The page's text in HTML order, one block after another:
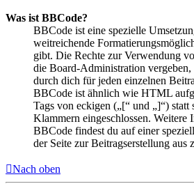
Was ist BBCode?
BBCode ist eine spezielle
weitreichende
gibt. Die Rechte zur Verwendung
die Board-Administration vergeben,
durch dich für jeden einzelnen
BBCode ist ähnlich wie HTML
Tags von eckigen („[“ und „]“) statt
Klammern eingeschlossen. Weitere
BBCode findest du auf einer
der Seite zur Beitragserstellung aus
Nach oben